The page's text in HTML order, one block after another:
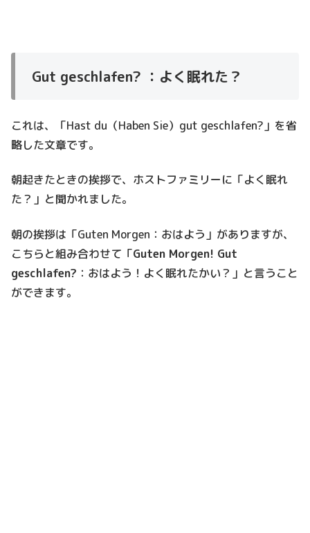
Gut geschlafen? ：よく眠れた？
これは、「Hast du（Haben Sie）gut geschlafen?」を省
略した文章です。
朝起きたときの挨拶で、ホストファミリーに「よく眠れ
た？」 と聞かれました。
朝の挨拶は「Guten Morgen：おはよう」がありますが、
こちらと組み合わせて「Guten Morgen! Gut
geschlafen? ：おはよう！よく眠れたかい？」と言うこと
ができます。